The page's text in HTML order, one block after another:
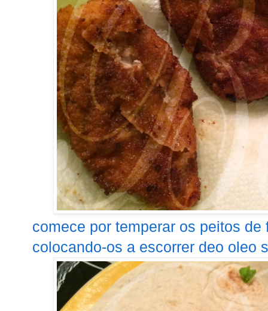
comece por temperar os peitos
colocando-os a escorrer deo oleo